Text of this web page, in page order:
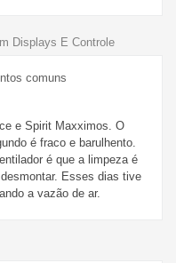
Displays E Controle
comuns
e Spirit Maxximos. O
é fraco e barulhento.
é que a limpeza é
Esses dias tive
a vazão de ar.